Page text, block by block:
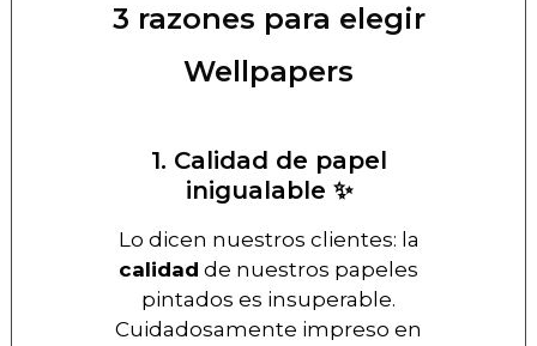
3 razones para elegir
Wellpapers
1. Calidad de papel
inigualable ✨
Lo dicen nuestros clientes: la
calidad de nuestros papeles
pintados es insuperable.
Cuidadosamente impreso en